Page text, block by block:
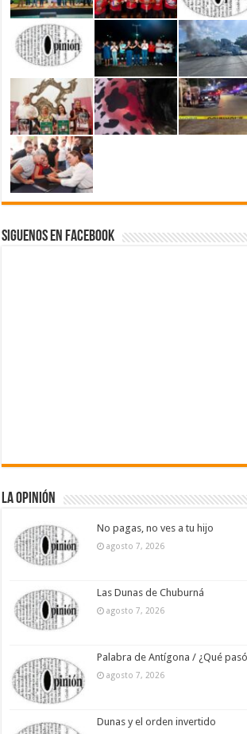
Siguenos en Facebook
La Opinión
No pagas, no ves a tu hijo
agosto 7, 2026
Las Dunas de Chuburná
agosto 7, 2026
Palabra de Antígona / ¿Qué
agosto 7, 2026
Dunas y el orden invertido